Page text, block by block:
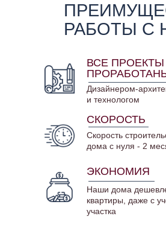
РАБОТЫ С
ВСЕ ПРОЕКТЫ
СКОРОСТЬ
ЭКОНОМИЯ
Дизайнером-
и технологом
Скорость
дома с нуля - 2
Наши дома
квартиры, даже с
участка